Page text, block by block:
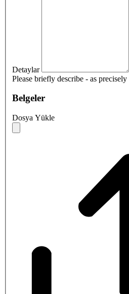
Detaylar
Please briefly describe - as
Belgeler
Dosya Yükle